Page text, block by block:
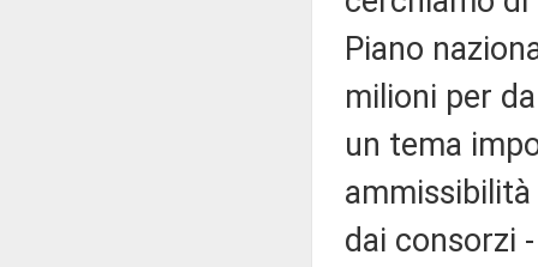
Piano
milioni per
un tema
dai consorzi